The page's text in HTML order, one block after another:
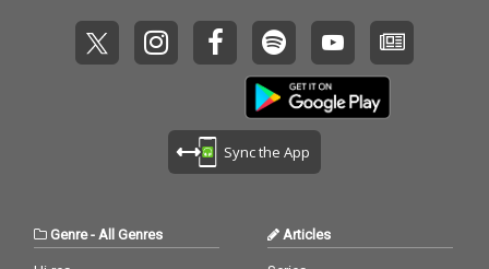
Sync the App
Genre- All Genres Articles